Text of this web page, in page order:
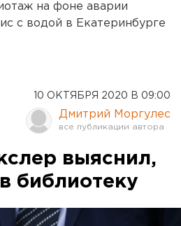
на фоне аварии
с водой в Екатеринбурге
10 ОКТЯБРЯ 2020 В 09:00
Дмитрий Моргулес
выяснил,
библиотеку